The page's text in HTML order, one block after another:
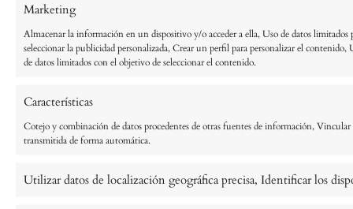
Marketing
Almacenar la información en un dispositivo y/o acceder a ella, Uso de datos limitados
seleccionar la publicidad personalizada, Crear un perfil para personalizar el
de datos limitados con el objetivo de seleccionar el contenido.
Características
Cotejo y combinación de datos procedentes de otras fuentes de información,
transmitida de forma automática.
Utilizar datos de localización geográfica precisa, Identificar los